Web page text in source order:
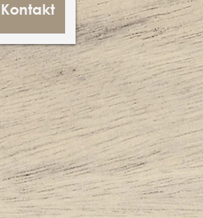
Kontakt